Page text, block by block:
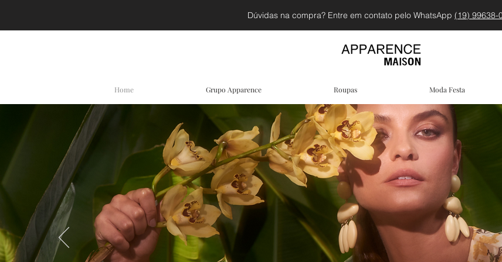
Home Grupo Apparence Roupas Moda Festa
Dúvidas na compra? Entre em contato pelo WhatsApp (19) 99638-